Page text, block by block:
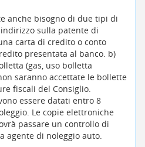
anche bisogno di due tipi di
sulla patente di
carta di credito o conto
presentata al banco. b)
(gas, uso bolletta
saranno accettate le bollette
fiscali del Consiglio.
essere datati entro 8
Le copie elettroniche
passare un controllo di
agente di noleggio auto.